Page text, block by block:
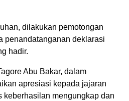
dilakukan pemotongan
penandatanganan deklarasi
hadir.
Abu Bakar, dalam
apresiasi kepada jajaran
keberhasilan mengungkap dan